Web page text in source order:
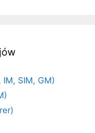
IM, SIM, GM)